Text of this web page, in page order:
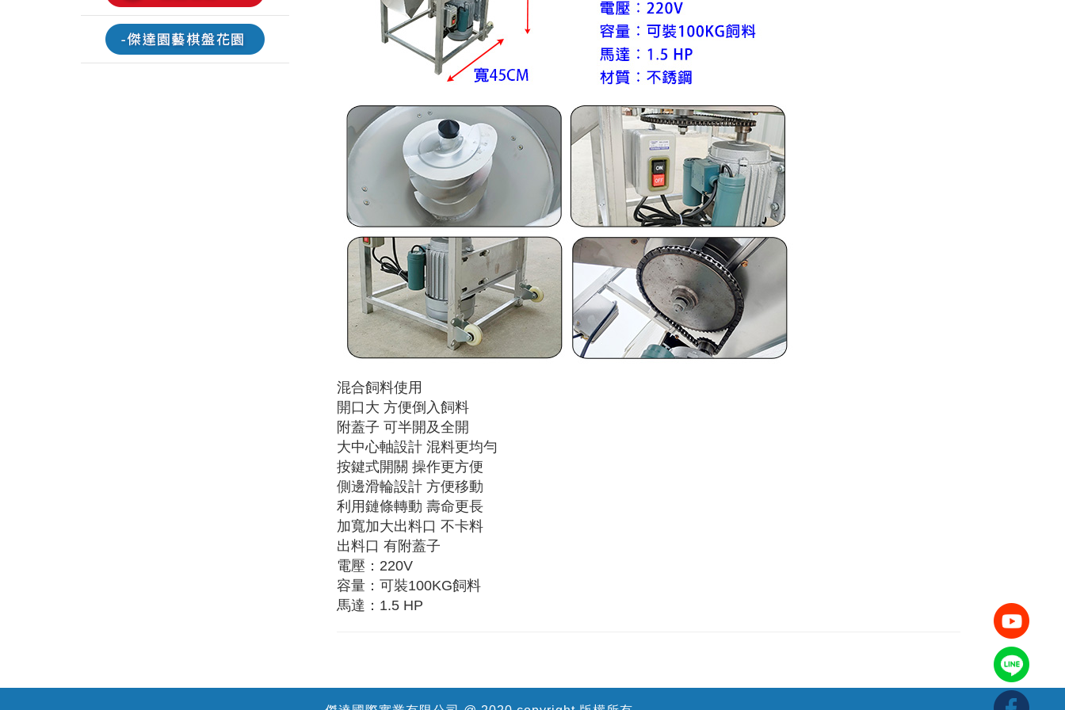
混合飼料使用
開口大 方便倒入飼料
附蓋子 可半開及全開
大中心軸設計 混料更均勻
按鍵式開關 操作更方便
側邊滑輪設計 方便移動
利用鏈條轉動 壽命更長
加寬加大出料口 不卡料
出料口 有附蓋子
電壓：220V
容量：可裝100KG飼料
馬達：1.5 HP